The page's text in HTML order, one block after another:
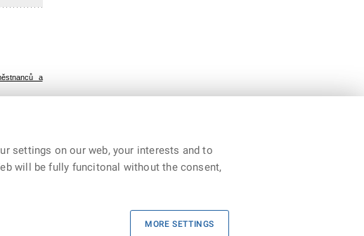
a
Declaration of accessability |
settings on our web, your interests and to
will be fully funcitonal without the consent,
MORE SETTINGS